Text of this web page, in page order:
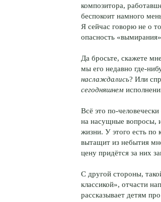
композитора,
беспокоит намного
Я сейчас говорю не о
опасность
Да бросьте, скажете
мы его недавно где-
наслаждались? Или
сегодняшнем
Всё это по-
на насущные вопросы,
жизни. У этого есть
вытащит из небытия
цену придётся за них
С другой стороны,
классикой», отчасти
рассказывает детям